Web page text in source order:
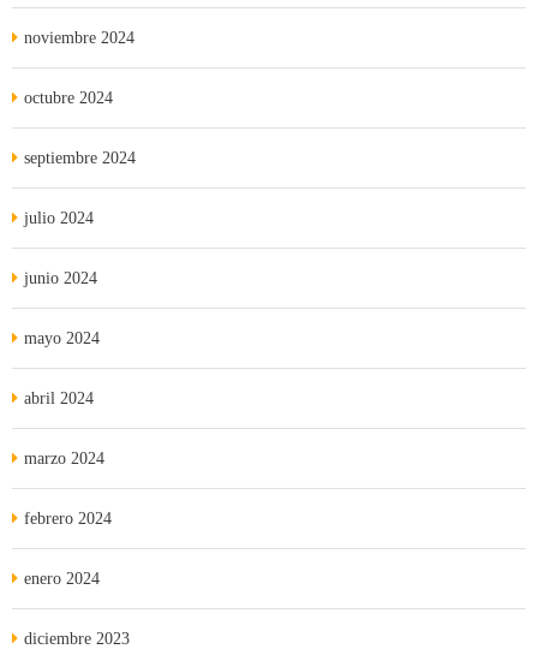
noviembre 2024
octubre 2024
septiembre 2024
julio 2024
junio 2024
mayo 2024
abril 2024
marzo 2024
febrero 2024
enero 2024
diciembre 2023